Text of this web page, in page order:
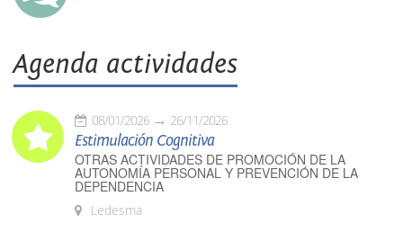
Agenda actividades
08/01/2026 26/11/2026
Estimulación Cognitiva
OTRAS ACTIVIDADES DE PROMOCIÓN DE LA
AUTONOMÍA PERSONAL Y PREVENCIÓN DE LA
DEPENDENCIA
Ledesma